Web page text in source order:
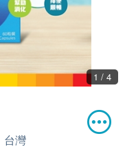
1 / 4
台灣